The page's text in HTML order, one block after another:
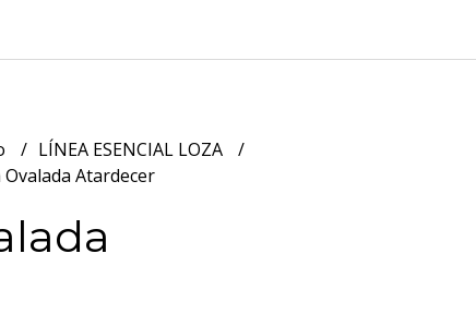
LÍNEA ESENCIAL LOZA
Ovalada Atardecer